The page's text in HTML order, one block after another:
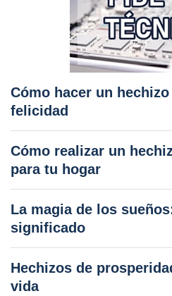
Cómo hacer un
felicidad
Cómo realizar un
para tu hogar
La magia de los
significado
Hechizos de
vida